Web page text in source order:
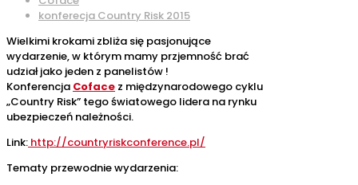
konferecja Country Risk 2015
Wielkimi krokami zbliża się pasjonujące
wydarzenie, w którym mamy przjemność brać
udział jako jeden z panelistów !
Konferencja Coface z międzynarodowego cyklu
„Country Risk” tego światowego lidera na rynku
ubezpieczeń należności.
Link: http://countryriskconference.pl/
Tematy przewodnie wydarzenia: